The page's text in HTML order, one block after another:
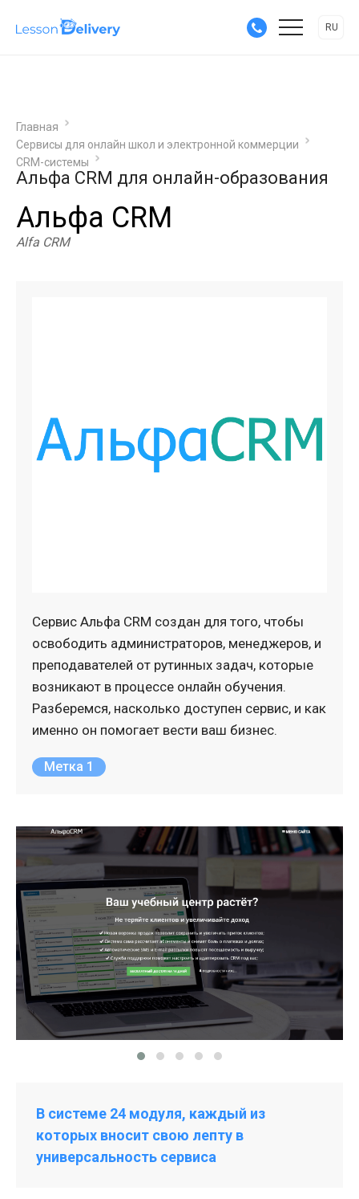
RU
Главная
Сервисы для онлайн школ и электронной коммерции
CRM-системы
Альфа CRM для онлайн-образования
Альфа CRM
Alfa CRM
Сервис Альфа CRM создан для того, чтобы
освободить администраторов, менеджеров, и
преподавателей от рутинных задач, которые
возникают в процессе онлайн обучения.
Разберемся, насколько доступен сервис, и как
именно он помогает вести ваш бизнес.
Метка 1
В системе 24 модуля, каждый из
которых вносит свою лепту в
универсальность сервиса